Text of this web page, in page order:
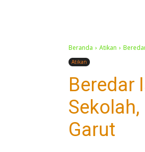
Beranda Atikan
Atikan
Beredar
Garut